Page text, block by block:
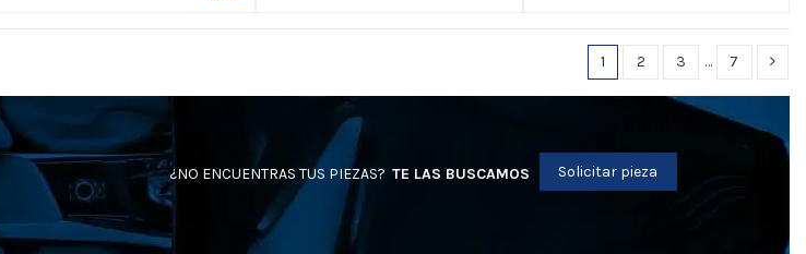
1 2 3 … 7
¿NO ENCUENTRAS TUS PIEZAS? TE LAS BUSCAMOS Solicitar pieza